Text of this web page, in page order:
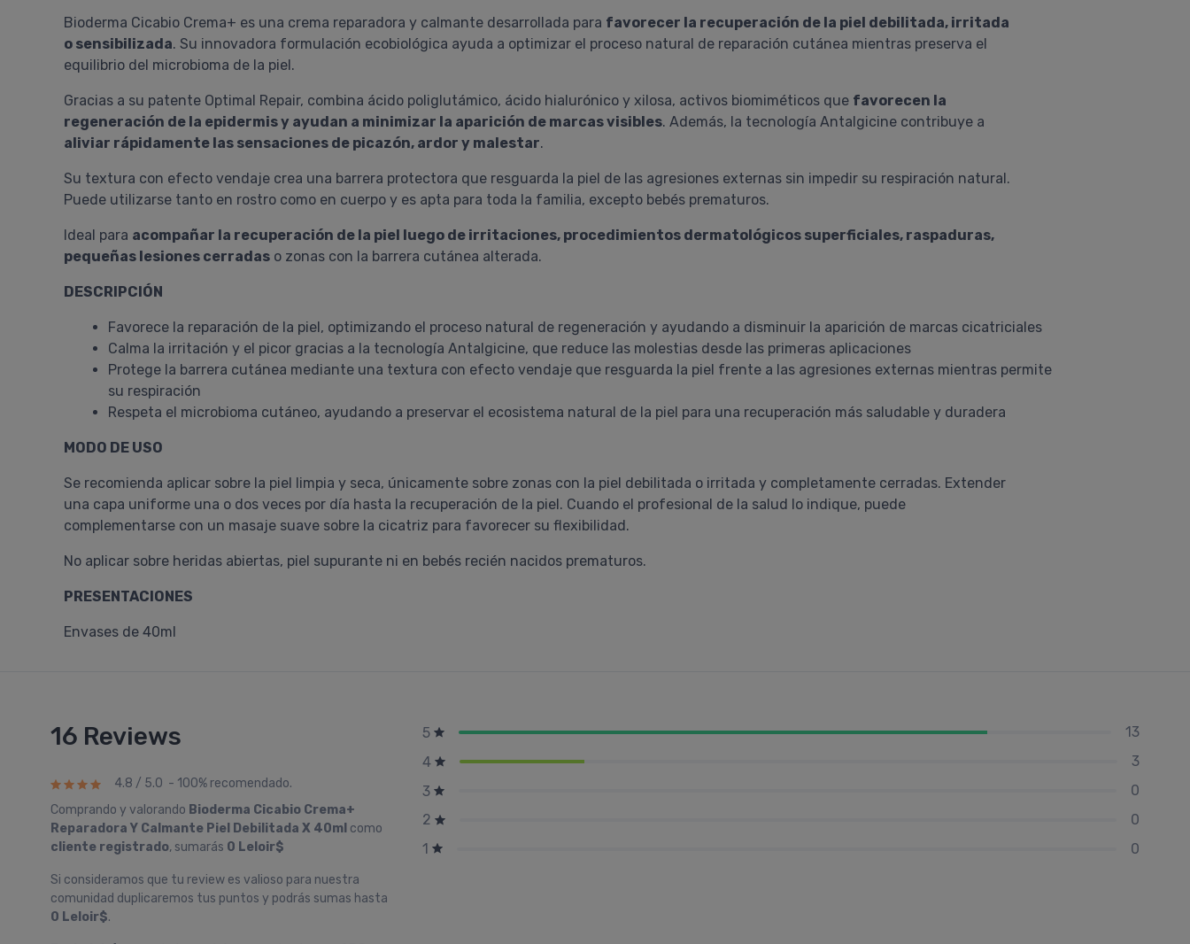
Bioderma Cicabio Crema+ es una crema reparadora y calmante desarrollada para favorecer la recuperación de la piel debilitada, irritada
o sensibilizada. Su innovadora formulación ecobiológica ayuda a optimizar el proceso natural de reparación cutánea mientras preserva el
equilibrio del microbioma de la piel.
Gracias a su patente Optimal Repair, combina ácido poliglutámico, ácido hialurónico y xilosa, activos biomiméticos que favorecen la
regeneración de la epidermis y ayudan a minimizar la aparición de marcas visibles. Además, la tecnología Antalgicine contribuye a
aliviar rápidamente las sensaciones de picazón, ardor y malestar.
Su textura con efecto vendaje crea una barrera protectora que resguarda la piel de las agresiones externas sin impedir su respiración natural.
Puede utilizarse tanto en rostro como en cuerpo y es apta para toda la familia, excepto bebés prematuros.
Ideal para acompañar la recuperación de la piel luego de irritaciones, procedimientos dermatológicos superficiales, raspaduras,
pequeñas lesiones cerradas o zonas con la barrera cutánea alterada.
DESCRIPCIÓN
Favorece la reparación de la piel, optimizando el proceso natural de regeneración y ayudando a disminuir la aparición de marcas cicatriciales
Calma la irritación y el picor gracias a la tecnología Antalgicine, que reduce las molestias desde las primeras aplicaciones
Protege la barrera cutánea mediante una textura con efecto vendaje que resguarda la piel frente a las agresiones externas mientras permite
su respiración
Respeta el microbioma cutáneo, ayudando a preservar el ecosistema natural de la piel para una recuperación más saludable y duradera
MODO DE USO
Se recomienda aplicar sobre la piel limpia y seca, únicamente sobre zonas con la piel debilitada o irritada y completamente cerradas. Extender
una capa uniforme una o dos veces por día hasta la recuperación de la piel. Cuando el profesional de la salud lo indique, puede
complementarse con un masaje suave sobre la cicatriz para favorecer su flexibilidad.
No aplicar sobre heridas abiertas, piel supurante ni en bebés recién nacidos prematuros.
PRESENTACIONES
Envases de 40ml
16 Reviews
4.8 / 5.0 - 100% recomendado.
Comprando y valorando Bioderma Cicabio Crema+
Reparadora Y Calmante Piel Debilitada X 40ml como
cliente registrado, sumarás 0 Leloir$
Si consideramos que tu review es valioso para nuestra
comunidad duplicaremos tus puntos y podrás sumas hasta
0 Leloir$.
5
13
4
3
3
0
2
0
1
0